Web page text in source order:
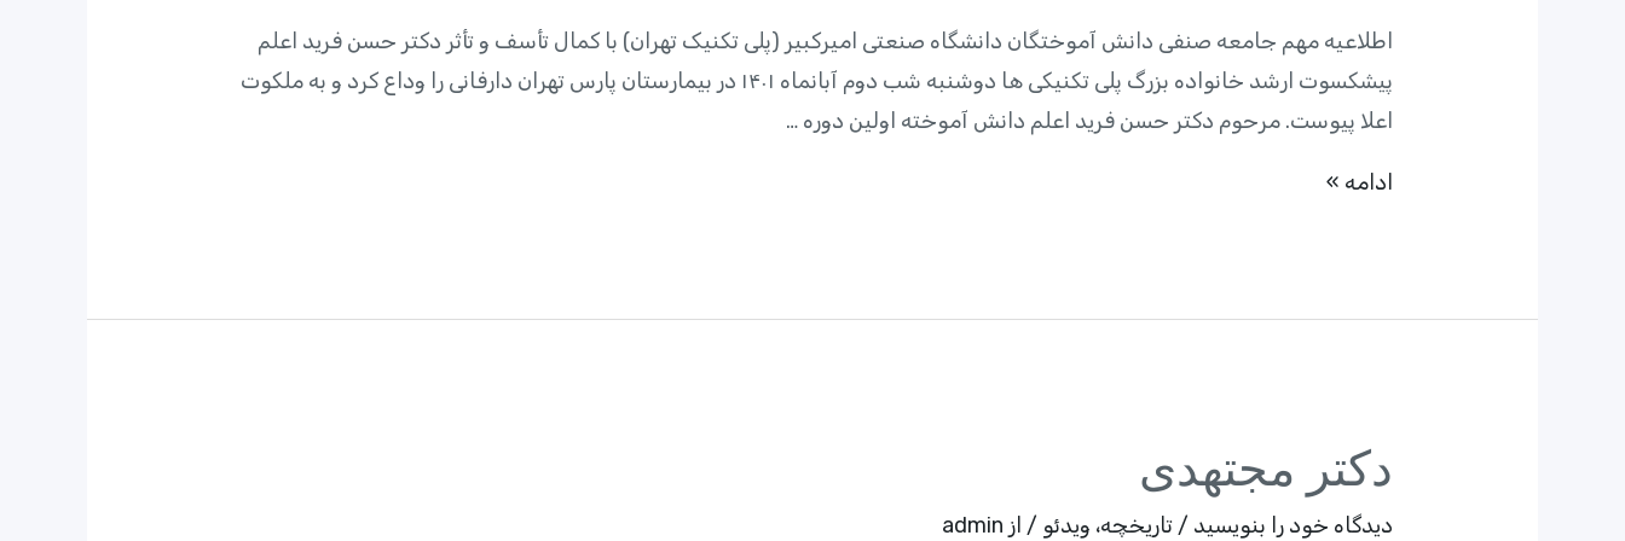
اطلاعیه مهم جامعه صنفی دانش آموختگان دانشگاه صنعتی امیرکبیر (پلی تکنیک تهران) با کمال تأسف و تأثر دکتر حسن فرید اعلم
پیشکسوت ارشد خانواده بزرگ پلی تکنیکی ها دوشنبه شب دوم آبانماه ۱۴۰۱ در بیمارستان پارس تهران دارفانی را وداع کرد و به ملکوت
اعلا پیوست. مرحوم دکتر حسن فرید اعلم دانش آموخته اولین دوره …
درگذشت
ادامه »
دکتر مجتهدی
دیدگاه‌ خود را بنویسید /تاریخچه، ویدئو / از admin